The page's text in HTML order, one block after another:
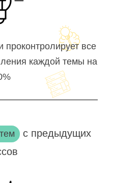
все
каждой темы на
с предыдущих